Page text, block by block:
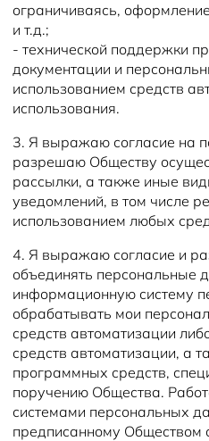
ограничиваясь,
и т.д.;
- технической поддержки
документации и
использованием средств
использования.
3. Я выражаю согласие на
разрешаю Обществу
рассылки, а также иные
уведомлений, в том числе
использованием любых
4. Я выражаю согласие и
объединять персональные
информационную систему
обрабатывать мои
средств автоматизации
средств автоматизации, а
программных средств,
поручению Общества.
системами персональных
предписанному Обществом